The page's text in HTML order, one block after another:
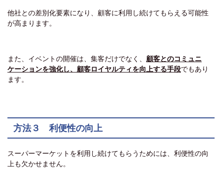
他社との差別化要素になり、顧客に利用し続けてもらえる可能性
が高まります。
また、イベントの開催は、集客だけでなく、 顧客とのコミュニ
ケーションを強化し、顧客ロイヤルティを向上する手段でもあり
ます。
方法３ 利便性の向上
スーパーマーケットを利用し続けてもらうためには、利便性の向
上も欠かせません。